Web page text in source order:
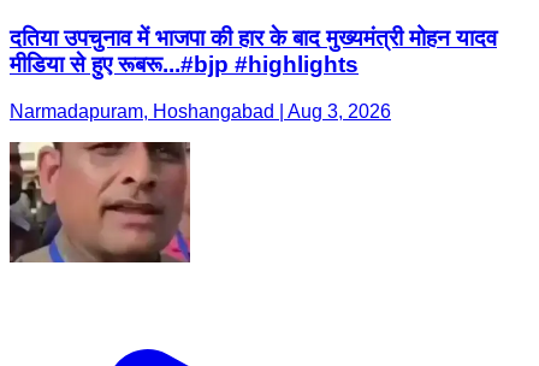
दतिया उपचुनाव में भाजपा की हार के बाद मुख्यमंत्री मोहन यादव
मीडिया से हुए रूबरू...#bjp #highlights
Narmadapuram, Hoshangabad | Aug 3, 2026